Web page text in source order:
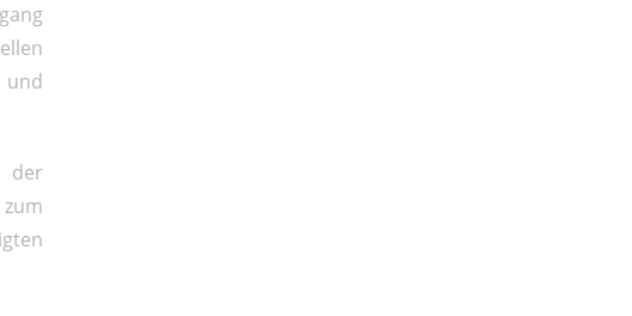
und
der
zum